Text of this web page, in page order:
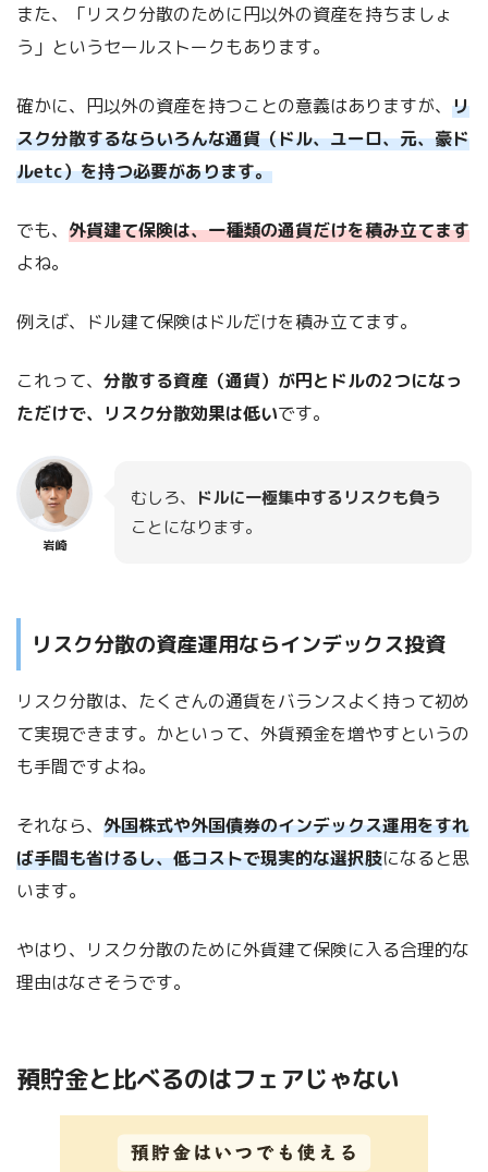
また、「リスク分散のために円以外の資産を持ちましょ
う」というセールストークもあります。
確かに、円以外の資産を持つことの意義はありますが、 リ
スク分散するならいろんな通貨（ドル、ユーロ、元、豪ド
ルetc）を持つ必要があります。
でも、 外貨建て保険は、一種類の通貨だけを積み立てます
よね。
例えば、ドル建て保険はドルだけを積み立てます。
これって、 分散する資産（通貨）が円とドルの2つになっ
ただけで、リスク分散効果は低いです。
岩崎
むしろ、
ドルに一極集中するリスクも負う
ことになります。
リスク分散の資産運用ならインデックス投資
リスク分散は、たくさんの通貨をバランスよく持って初め
て実現できます。かといって、外貨預金を増やすというの
も手間ですよね。
それなら、 外国株式や外国債券のインデックス運用をすれ
ば手間も省けるし、低コストで現実的な選択肢になると思
います。
やはり、リスク分散のために外貨建て保険に入る合理的な
理由はなさそうです。
預貯金と比べるのはフェアじゃない